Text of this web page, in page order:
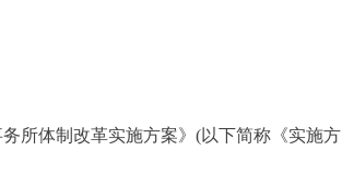
所体制改革实施方案》(以下简称《实施方